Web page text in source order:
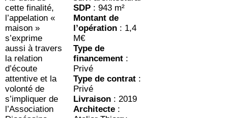
cette finalité,
l’appelation «
maison »
s’exprime
aussi à travers
la relation
d’écoute
attentive et la
volonté de
s’impliquer de
l’Association
SDP : 943 m²
Montant de
l’opération : 1,4
M€
Type de
financement :
Privé
Type de contrat :
Privé
Livraison : 2019
Architecte :